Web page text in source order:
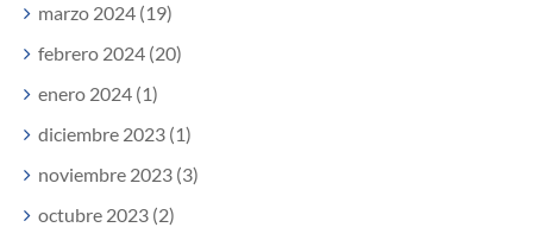
marzo 2024 (19)
febrero 2024 (20)
enero 2024 (1)
diciembre 2023 (1)
noviembre 2023 (3)
octubre 2023 (2)